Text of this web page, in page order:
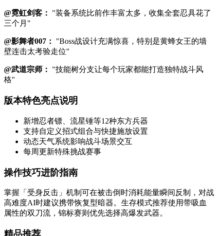
@霓虹剑客：
"装备系统比前作丰富太多，收集全套忍具花了
三个月"
@影舞者007：
"Boss战设计充满惊喜，特别是黄蜂女王的墙
壁连击太考验走位"
@武道宗师：
"技能树分支让每个玩家都能打造独特战斗风
格"
版本特色亮点说明
新增忍者镖、流星锤等12种东方兵器
支持自定义招式组合与快捷施放设置
动态天气系统影响战斗场景交互
每周更新特殊挑战赛事
操作技巧进阶指南
掌握「受身反击」机制可在被击倒时消耗能量瞬间反制，对战
高难度AI时建议携带恢复型暗器。生存模式推荐使用带吸血
属性的双刀流，锦标赛则优先选择高爆发武器。
精品推荐